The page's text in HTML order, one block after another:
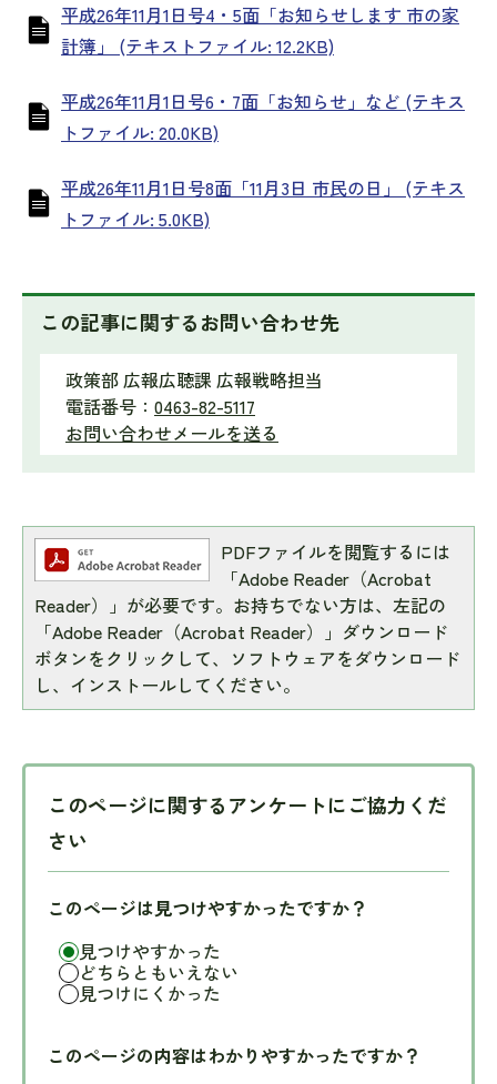
平成26年11月1日号4・5面「お知らせします 市の家
計簿」 (テキストファイル: 12.2KB)
平成26年11月1日号6・7面「お知らせ」など (テキス
トファイル: 20.0KB)
平成26年11月1日号8面「11月3日 市民の日」 (テキス
トファイル: 5.0KB)
この記事に関するお問い合わせ先
政策部 広報広聴課 広報戦略担当
電話番号： 0463-82-5117
お問い合わせメールを送る
PDFファイルを閲覧するには
「Adobe Reader（Acrobat
Reader）」が必要です。お持ちでない方は、左記の
「Adobe Reader（Acrobat Reader）」ダウンロード
ボタンをクリックして、ソフトウェアをダウンロード
し、インストールしてください。
このページに関するアンケートにご協力くだ
さい
このページは見つけやすかったですか？
見つけやすかった
どちらともいえない
見つけにくかった
このページの内容はわかりやすかったですか？